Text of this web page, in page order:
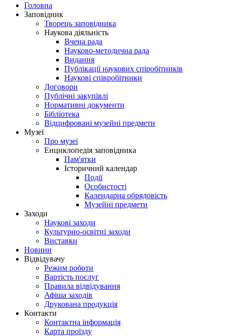
Головна
Заповідник
Творець заповідника
Наукова діяльність
Вчена рада
Науково-методична рада
Видання
Публікації наукових спіробітників
Наукові співробітники
Договори
Публічні закупівлі
Нормативні документи
Бібліотека
Відцифровані музейні предмети
Музеї
Про музеї
Енциклопедія заповідника
Пам'ятки
Історичний календар
Події
Особистості
Календарна обрядовість
Музейні предмети
Заходи
Наукові заходи
Культурно-освітні заходи
Виставки
Новини
Відвідувачу
Режим роботи
Вартість послуг
Правила відвідування
Афіша заходів
Друкована продукція
Контакти
Контактна інформація
Карта проїзду